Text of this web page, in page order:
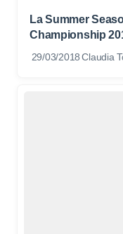
La Summer
Championship
29/03/2018 Claudia